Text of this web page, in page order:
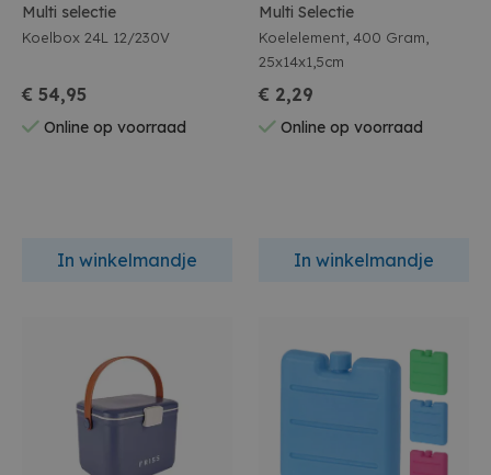
Multi selectie
Koelbox 24L 12/230V
€ 54,95
Online op voorraad
In winkelmandje
Multi Selectie
Koelelement, 400 Gram,
25x14x1,5cm
€ 2,29
Online op voorraad
In winkelmandje